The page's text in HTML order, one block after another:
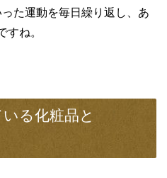
た運動を毎日繰り返し、あ
すね。
いる化粧品と